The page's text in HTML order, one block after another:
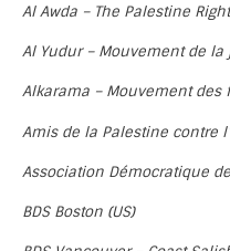
Al Awda – The Palestine
Al Yudur – Mouvement de
Alkarama – Mouvement des
Amis de la Palestine contre
Association Démocratique
BDS Boston (US)